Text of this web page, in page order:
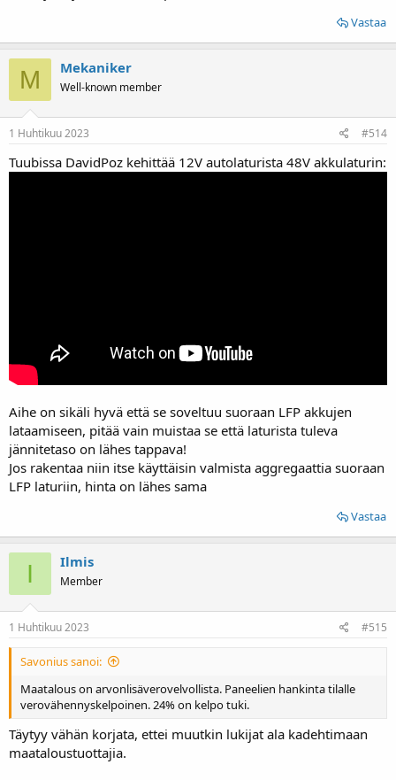
Vastaa
M Mekaniker
Well-known member
1 Huhtikuu 2023 #514
Tuubissa DavidPoz kehittää 12V autolaturista 48V akkulaturin:
Aihe on sikäli hyvä että se soveltuu suoraan LFP akkujen
lataamiseen, pitää vain muistaa se että laturista tuleva
jännitetaso on lähes tappava!
Jos rakentaa niin itse käyttäisin valmista aggregaattia suoraan
LFP laturiin, hinta on lähes sama
Vastaa
I Ilmis
Member
1 Huhtikuu 2023 #515
Savonius sanoi:
Maatalous on arvonlisäverovelvollista. Paneelien hankinta tilalle
verovähennyskelpoinen. 24% on kelpo tuki.
Täytyy vähän korjata, ettei muutkin lukijat ala kadehtimaan
maataloustuottajia.